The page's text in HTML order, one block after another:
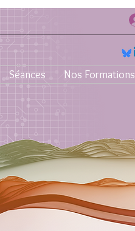
Séances Nos Formations